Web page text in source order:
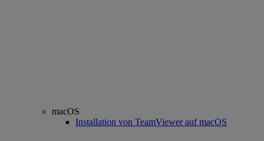
macOS
Installation von TeamViewer auf macOS